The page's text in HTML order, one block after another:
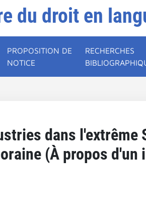
du droit en
PROPOSITION DE
NOTICE
RECHERCHES
dans l'extrême
(À propos d'un